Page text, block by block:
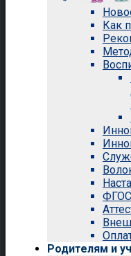
Как
ФГОС
Родителям и